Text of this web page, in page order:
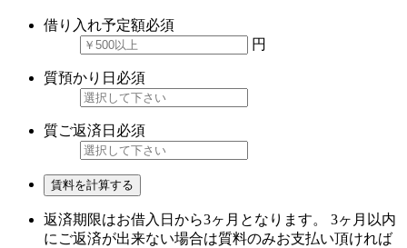
借り入れ予定額必須
円
質預かり日 必須
質ご返済日 必須
賃料を計算する
返済期限はお借入日から3ヶ月となります。 3ヶ月以内
にご返済が出来ない場合は質料のみお支払い頂ければ